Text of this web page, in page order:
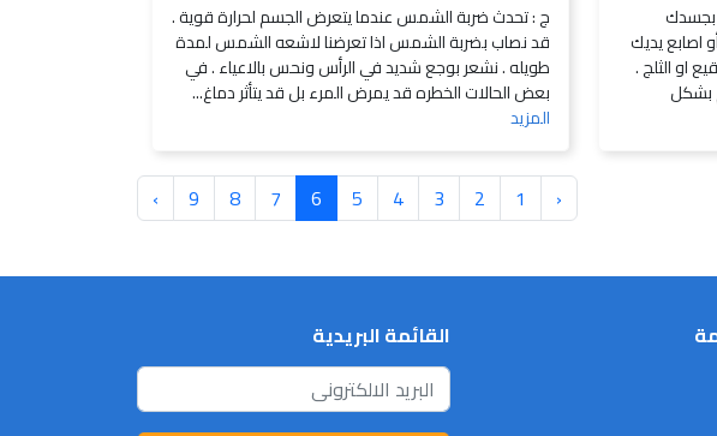
اصابع يديك
او الثلج .
بشكل
ج : تحدث ضربة الشمس عندما يتعرض الجسم لحرارة قوية .
قد نصاب بضربة الشمس اذا تعرضنا لاشعه الشمس لمدة
طويله . نشعر بوجع شديد في الرأس ونحس بالاعياء . في
بعض الحالات الخطره قد يمرض المرء بل قد يتأثر دماغ...
المزيد
‹
1
2
3
4
5
6
7
8
9
›
القائمة البريدية